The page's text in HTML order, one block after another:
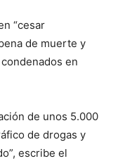
“cesar
de muerte y
en
de unos 5.000
de drogas y
escribe el